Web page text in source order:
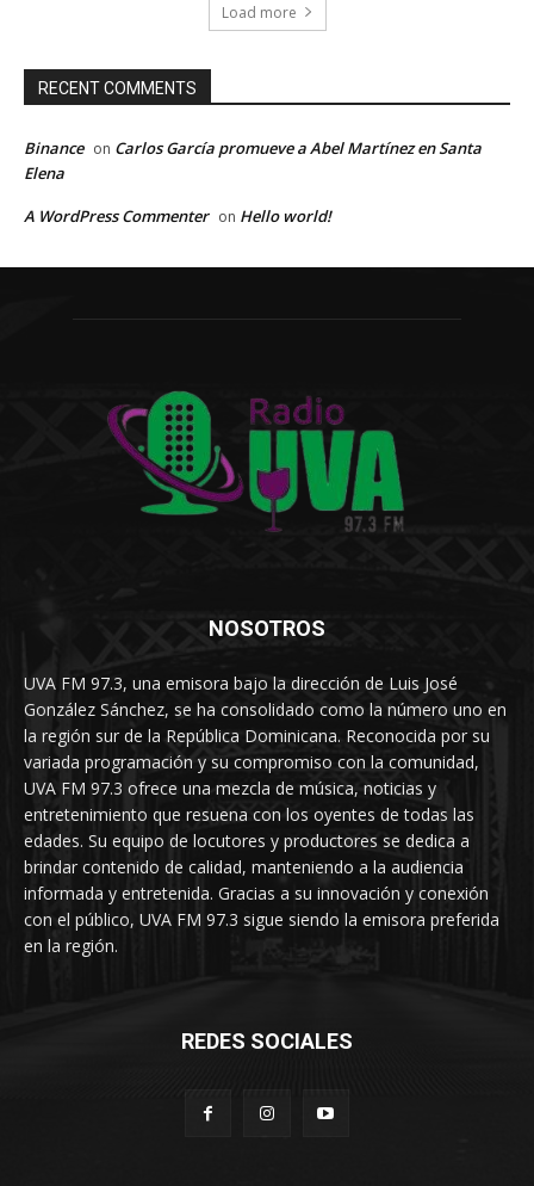
Load more
RECENT COMMENTS
Binance on Carlos García promueve a Abel Martínez en Santa
Elena
A WordPress Commenter on Hello world!
NOSOTROS
UVA FM 97.3, una emisora bajo la dirección de Luis José
González Sánchez, se ha consolidado como la número uno en
la región sur de la República Dominicana. Reconocida por su
variada programación y su compromiso con la comunidad,
UVA FM 97.3 ofrece una mezcla de música, noticias y
entretenimiento que resuena con los oyentes de todas las
edades. Su equipo de locutores y productores se dedica a
brindar contenido de calidad, manteniendo a la audiencia
informada y entretenida. Gracias a su innovación y conexión
con el público, UVA FM 97.3 sigue siendo la emisora preferida
en la región.
REDES SOCIALES